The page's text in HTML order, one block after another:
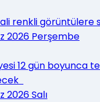
renkli görüntülere
2026 Perşembe
12 gün boyunca
2026 Salı